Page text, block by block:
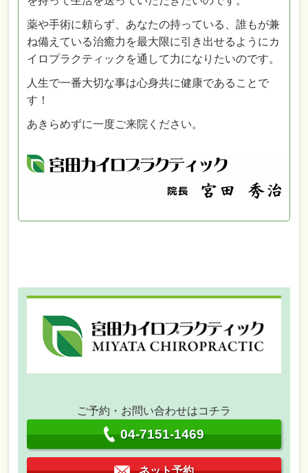
薬や手術に頼らず、あなたの持っている、誰もが兼
ね備えている治癒力を最大限に引き出せるようにカ
イロプラクティックを通して力になりたいのです。
人生で一番大切な事は心身共に健康であることで
す！
あきらめずに一度ご来院ください。
ご予約・お問い合わせはコチラ
04-7151-1469